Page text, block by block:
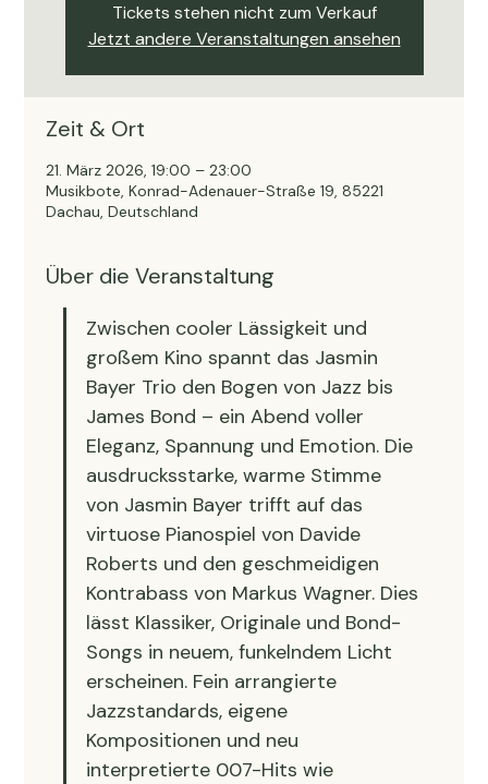
Tickets stehen nicht zum Verkauf
Jetzt andere Veranstaltungen ansehen
Zeit & Ort
21. März 2026, 19:00 – 23:00
Musikbote, Konrad-Adenauer-Straße 19, 85221
Dachau, Deutschland
Über die Veranstaltung
Zwischen cooler Lässigkeit und
großem Kino spannt das Jasmin
Bayer Trio den Bogen von Jazz bis
James Bond – ein Abend voller
Eleganz, Spannung und Emotion. Die
ausdrucksstarke, warme Stimme
von Jasmin Bayer trifft auf das
virtuose Pianospiel von Davide
Roberts und den geschmeidigen
Kontrabass von Markus Wagner. Dies
lässt Klassiker, Originale und Bond-
Songs in neuem, funkelndem Licht
erscheinen. Fein arrangierte
Jazzstandards, eigene
Kompositionen und neu
interpretierte 007-Hits wie